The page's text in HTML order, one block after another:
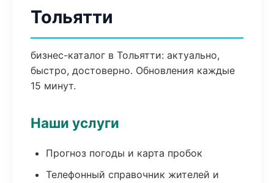
Тольятти
бизнес-каталог в Тольятти: актуально,
быстро, достоверно. Обновления каждые
15 минут.
Наши услуги
Прогноз погоды и карта пробок
Телефонный справочник жителей и